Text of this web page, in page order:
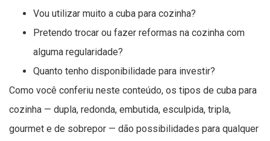
Vou utilizar muito a cuba para cozinha?
Pretendo trocar ou fazer reformas na cozinha com
alguma regularidade?
Quanto tenho disponibilidade para investir?
Como você conferiu neste conteúdo, os tipos de cuba para
cozinha — dupla, redonda, embutida, esculpida, tripla,
gourmet e de sobrepor — dão possibilidades para qualquer